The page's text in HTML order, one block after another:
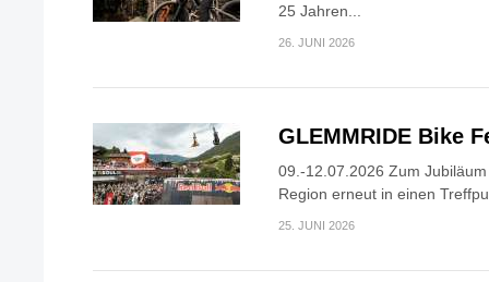
25 Jahren...
26. JUNI 2026
GLEMMRIDE Bike
09.-12.07.2026 Zum
Region erneut in einen
25. JUNI 2026